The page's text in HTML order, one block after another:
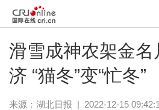
滑雪成神农架金名
济 “猫冬”变“忙冬”
来源： 湖北日报 | 2022-12-15